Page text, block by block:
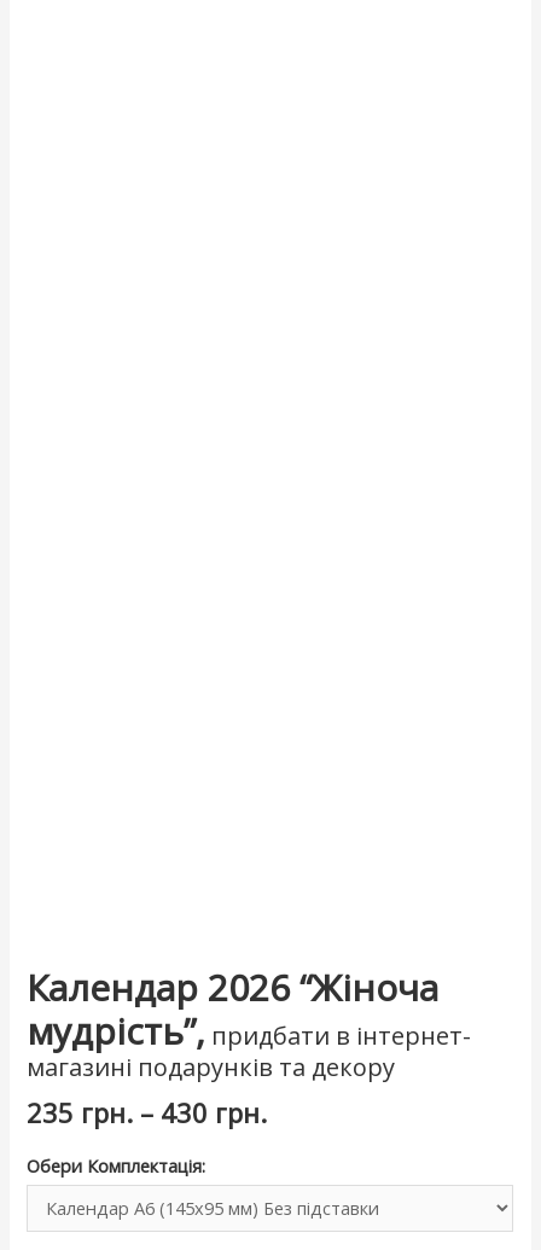
Календар 2026 “Жіноча
мудрість”, придбати в інтернет-
магазині подарунків та декору
235 грн. – 430 грн.
Обери Комплектація: